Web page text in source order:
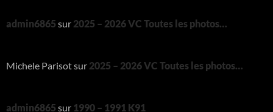
admin6865 sur 2025 – 2026 VC Toutes les photos…
Michele Parisotsur 2025 – 2026 VC Toutes les photos…
admin6865 sur 1990 – 1991 K91